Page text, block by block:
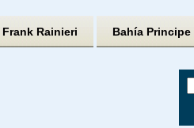
Frank Rainieri Bahía Principe